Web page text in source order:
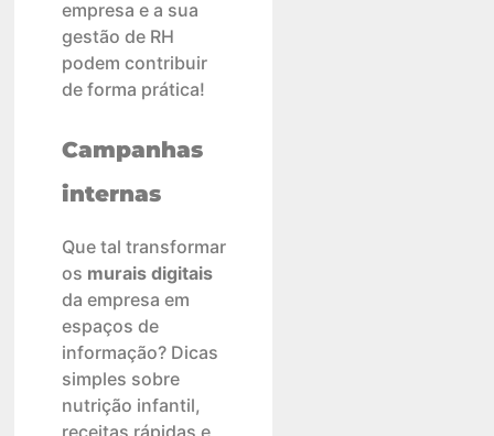
empresa e a sua
gestão de RH
podem contribuir
de forma prática!
Campanhas
internas
Que tal transformar
os murais digitais
da empresa em
espaços de
informação? Dicas
simples sobre
nutrição infantil,